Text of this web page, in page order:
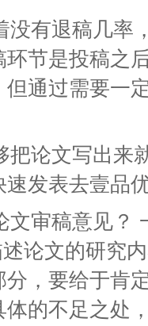
没有退稿几率
节是投稿之
通过需要一
把论文写出来
发表去壹品
文审稿意见？
论文的研究
，要给于肯
的不足之处